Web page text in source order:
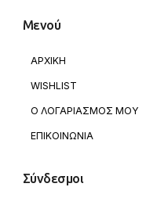
Μενού
ΑΡΧΙΚΗ
WISHLIST
Ο ΛΟΓΑΡΙΑΣΜΟΣ ΜΟΥ
ΕΠΙΚΟΙΝΩΝΙΑ
Σύνδεσμοι